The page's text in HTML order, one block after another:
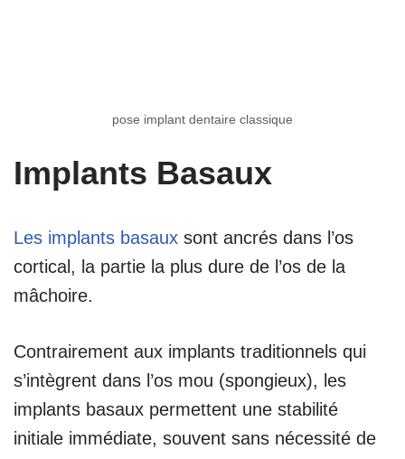
pose implant dentaire classique
Implants Basaux
Les implants basaux sont ancrés dans l’os
cortical, la partie la plus dure de l’os de la
mâchoire.
Contrairement aux implants traditionnels qui
s’intègrent dans l’os mou (spongieux), les
implants basaux permettent une stabilité
initiale immédiate, souvent sans nécessité de